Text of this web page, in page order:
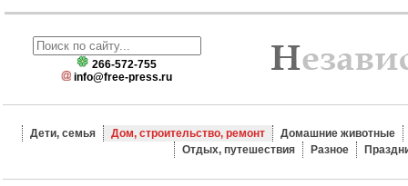
266-572-755
info@free-press.ru
Дети, семья Дом, строительство, ремонт
Домашние животные
Отдых, путешествия
Разное